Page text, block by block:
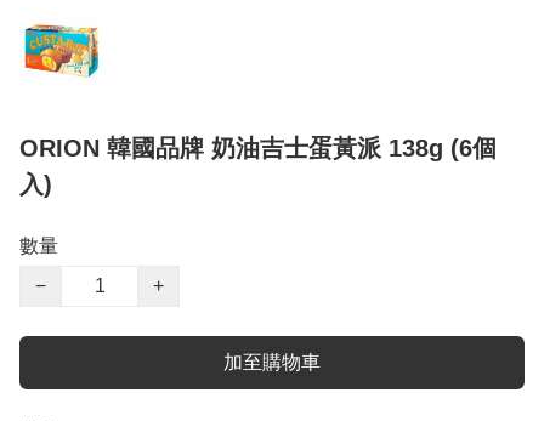
ORION 韓國品牌 奶油吉士蛋黃派 138g (6個
入)
數量
−
+
加至購物車